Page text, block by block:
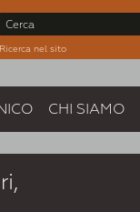
Ricerca nel sito
CHI SIAMO